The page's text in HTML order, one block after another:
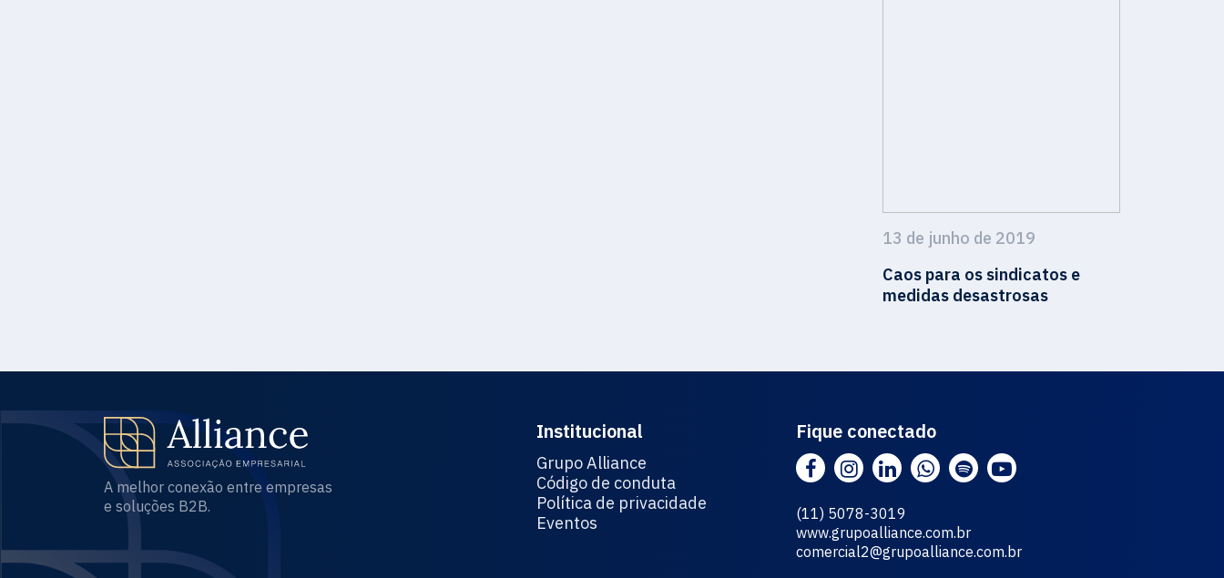
13 de junho de 2019
Caos para os sindicatos e
medidas desastrosas
A melhor conexão entre empresas
e soluções B2B.
Institucional
Grupo Alliance
Código de conduta
Política de privacidade
Eventos
Fique conectado
(11) 5078-3019
www.grupoalliance.com.br
comercial2@grupoalliance.com.br